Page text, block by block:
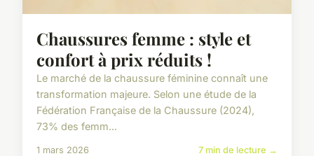
Chaussures femme : style et
confort à prix réduits !
Le marché de la chaussure féminine connaît une
transformation majeure. Selon une étude de la
Fédération Française de la Chaussure (2024),
73% des femm...
1 mars 2026 7 min de lecture →